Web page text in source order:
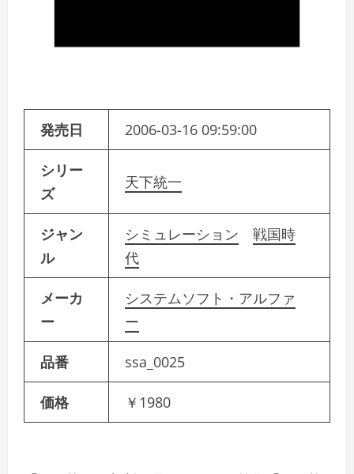
発売日 2006-03-16 09:59:00
シリー
ズ
天下統一
ジャン
ル
シミュレーション
戦国時
代
メーカ
ー
システムソフト・アルファ
ー
品番 ssa_0025
価格 ￥1980